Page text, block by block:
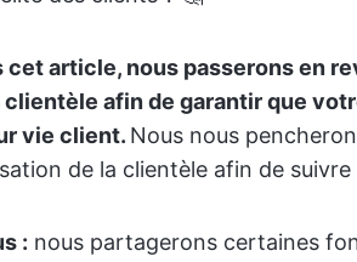
cet article, nous passerons en
clientèle afin de garantir que
vie client. Nous nous
de la clientèle afin de
: nous partagerons certaines